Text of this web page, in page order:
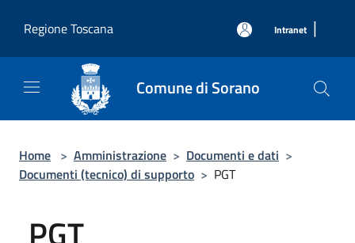
Regione Toscana
Intranet |
Comune di Sorano
Home > Amministrazione > Documenti e dati >
Documenti (tecnico) di supporto > PGT